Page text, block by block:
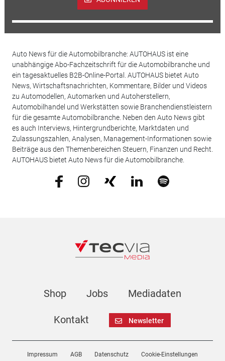
Auto News für die Automobilbranche: AUTOHAUS ist eine
unabhängige Abo-Fachzeitschrift für die Automobilbranche und
ein tagesaktuelles B2B-Online-Portal. AUTOHAUS bietet Auto
News, Wirtschaftsnachrichten, Kommentare, Bilder und Videos
zu Automodellen, Automarken und Autoherstellern,
Automobilhandel und Werkstätten sowie Branchendienstleistern
für die gesamte Automobilbranche. Neben den Auto News gibt
es auch Interviews, Hintergrundberichte, Marktdaten und
Zulassungszahlen, Analysen, Management-Informationen sowie
Beiträge aus den Themenbereichen Steuern, Finanzen und Recht.
AUTOHAUS bietet Auto News für die Automobilbranche.
Shop Jobs Mediadaten
Kontakt Newsletter
Impressum AGB Datenschutz Cookie-Einstellungen